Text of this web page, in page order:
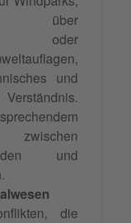
über
oder
und
zwischen
und
die